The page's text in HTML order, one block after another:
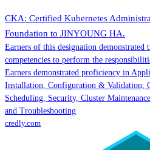
CKA: Certified Kubernetes
Foundation to JINYOUNG HA.
Earners of this designation demonstrated
competencies to perform the
Earners demonstrated proficiency in
Installation, Configuration & Validation,
Scheduling, Security, Cluster
and Troubleshooting
credly.com